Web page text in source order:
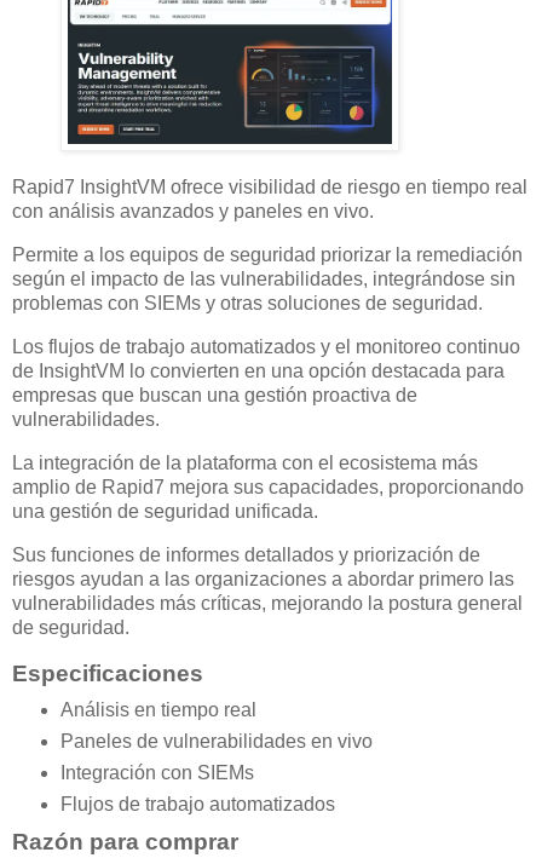
Rapid7 InsightVM ofrece visibilidad de riesgo en tiempo real
con análisis avanzados y paneles en vivo.
Permite a los equipos de seguridad priorizar la remediación
según el impacto de las vulnerabilidades, integrándose sin
problemas con SIEMs y otras soluciones de seguridad.
Los flujos de trabajo automatizados y el monitoreo continuo
de InsightVM lo convierten en una opción destacada para
empresas que buscan una gestión proactiva de
vulnerabilidades.
La integración de la plataforma con el ecosistema más
amplio de Rapid7 mejora sus capacidades, proporcionando
una gestión de seguridad unificada.
Sus funciones de informes detallados y priorización de
riesgos ayudan a las organizaciones a abordar primero las
vulnerabilidades más críticas, mejorando la postura general
de seguridad.
Especificaciones
Análisis en tiempo real
Paneles de vulnerabilidades en vivo
Integración con SIEMs
Flujos de trabajo automatizados
Razón para comprar